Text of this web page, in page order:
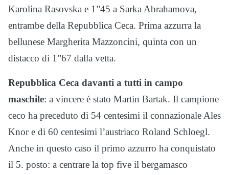
Karolina Rasovska e 1”45 a Sarka Abrahamova,
entrambe della Repubblica Ceca. Prima azzurra la
bellunese Margherita Mazzoncini, quinta con un
distacco di 1”67 dalla vetta.
Repubblica Ceca davanti a tutti in campo
maschile: a vincere è stato Martin Bartak. Il campione
ceco ha preceduto di 54 centesimi il connazionale Ales
Knor e di 60 centesimi l’austriaco Roland Schloegl.
Anche in questo caso il primo azzurro ha conquistato
il 5. posto: a centrare la top five il bergamasco